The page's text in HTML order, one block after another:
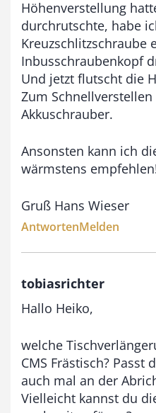
Höhenverstellung
durchrutschte, habe
Kreuzschlitzschraube
Inbusschraubenkopf
Und jetzt flutscht die
Zum
Akkuschrauber.
Ansonsten kann ich
wärmstens
Gruß Hans Wieser
AntwortenMelden
tobiasrichter
Hallo Heiko,
welche
CMS Frästisch? Passt
auch mal an der
Vielleicht kannst du